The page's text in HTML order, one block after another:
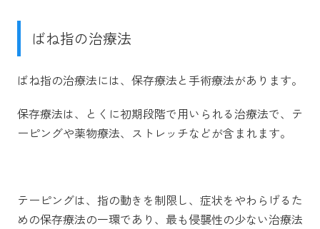
ばね指の治療法
ばね指の治療法には、保存療法と手術療法があります。
保存療法は、とくに初期段階で用いられる治療法で、テ
ーピングや薬物療法、ストレッチなどが含まれます。
テーピングは、指の動きを制限し、症状をやわらげるた
めの保存療法の一環であり、最も侵襲性の少ない治療法